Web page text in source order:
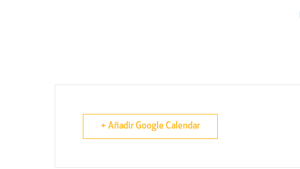
+ Añadir Google Calendar